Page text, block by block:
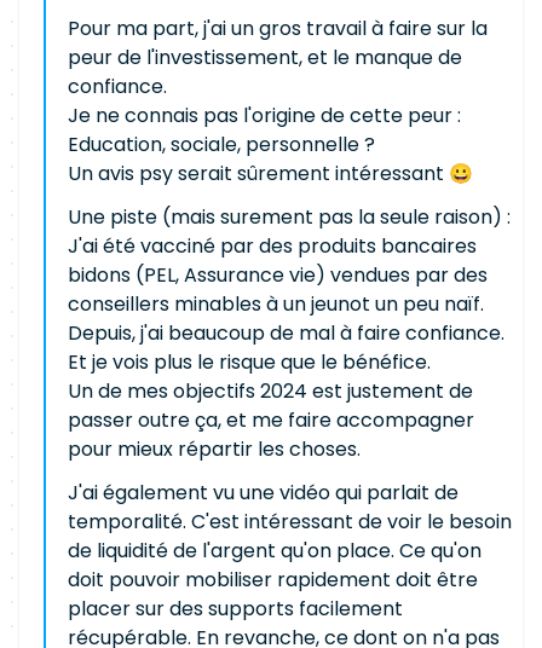
Pour ma part, j'ai un gros travail à faire sur la
peur de l'investissement, et le manque de
confiance.
Je ne connais pas l'origine de cette peur :
Education, sociale, personnelle ?
Un avis psy serait sûrement intéressant 😀
Une piste (mais surement pas la seule raison) :
J'ai été vacciné par des produits bancaires
bidons (PEL, Assurance vie) vendues par des
conseillers minables à un jeunot un peu naïf.
Depuis, j'ai beaucoup de mal à faire confiance.
Et je vois plus le risque que le bénéfice.
Un de mes objectifs 2024 est justement de
passer outre ça, et me faire accompagner
pour mieux répartir les choses.
J'ai également vu une vidéo qui parlait de
temporalité. C'est intéressant de voir le besoin
de liquidité de l'argent qu'on place. Ce qu'on
doit pouvoir mobiliser rapidement doit être
placer sur des supports facilement
récupérable. En revanche, ce dont on n'a pas